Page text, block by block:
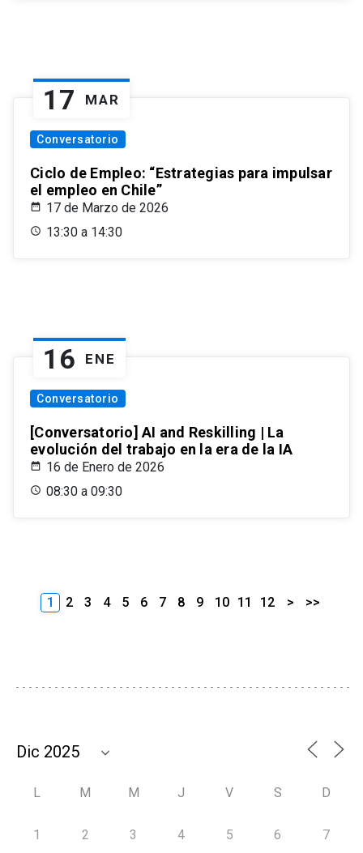
17 MAR
Conversatorio
Ciclo de Empleo: “Estrategias para impulsar
el empleo en Chile”
17 de Marzo de 2026
13:30 a 14:30
16 ENE
Conversatorio
[Conversatorio] AI and Reskilling | La
evolución del trabajo en la era de la IA
16 de Enero de 2026
08:30 a 09:30
1 2 3 4 5 6 7 8 9 10 11 12 > >>
L M M J V S D
1 2 3 4 5 6 7